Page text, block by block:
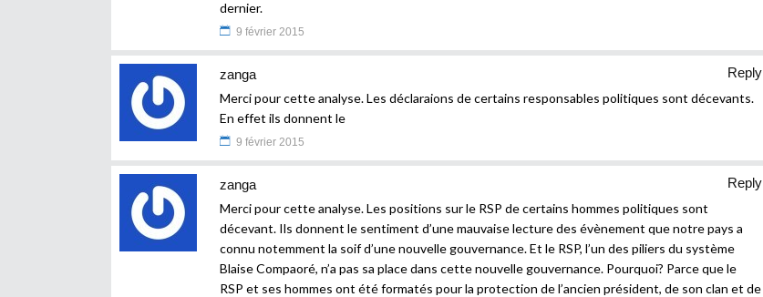
dernier.
9 février 2015
zanga
Reply
Merci pour cette analyse. Les déclaraions de certains responsables politiques sont décevants.
En effet ils donnent le
9 février 2015
zanga
Reply
Merci pour cette analyse. Les positions sur le RSP de certains hommes politiques sont
décevant. Ils donnent le sentiment d’une mauvaise lecture des évènement que notre pays a
connu notemment la soif d’une nouvelle gouvernance. Et le RSP, l’un des piliers du système
Blaise Compaoré, n’a pas sa place dans cette nouvelle gouvernance. Pourquoi? Parce que le
RSP et ses hommes ont été formatés pour la protection de l’ancien président, de son clan et de